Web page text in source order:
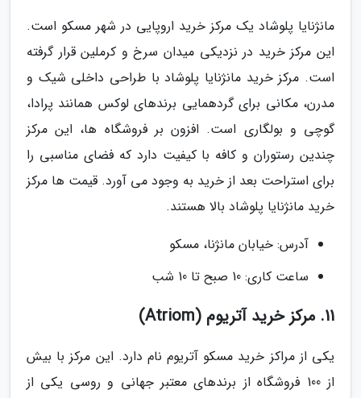
مانژنایا پلوشاد یک مرکز خرید اروپایی در شهر مسکو است.
این مرکز خرید در نزدیکی میدان سرخ و کرملین قرار گرفته
است. مرکز خرید مانژنایا پلوشاد با طراحی داخلی شیک و
مدرن، مکانی برای گردهمایی برندهای لوکس همانند پرادا،
گوچی و بولگاری است. افزون بر فروشگاه ها، این مرکز
چندین رستوران و کافه با کیفیت دارد که فضای مناسبی را
برای استراحت بعد از خرید به وجود می آورد. قیمت ها مرکز
خرید مانژنایا پلوشاد بالا هستند.
آدرس: خیابان مانژنا، مسکو
ساعت کاری: 10 صبح تا 10 شب
11. مرکز خرید آتریوم (Atriom)
یکی از مراکز خرید مسکو آتریوم نام دارد. این مرکز با بیش
از 100 فروشگاه از برندهای معتبر جهانی و روسی یکی از